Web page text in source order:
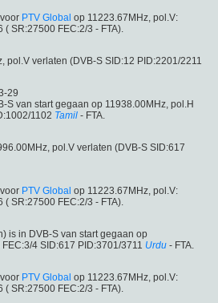
PTV Global op 11223.67MHz, pol.V:
( SR:27500 FEC:2/3 - FTA).
pol.V verlaten (DVB-S SID:12 PID:2201/2211
29
S van start gegaan op 11938.00MHz, pol.H
1102 Tamil - FTA.
pol.V verlaten (DVB-S SID:617
PTV Global op 11223.67MHz, pol.V:
( SR:27500 FEC:2/3 - FTA).
is in DVB-S van start gegaan op
4 SID:617 PID:3701/3711 Urdu - FTA.
PTV Global op 11223.67MHz, pol.V:
( SR:27500 FEC:2/3 - FTA).